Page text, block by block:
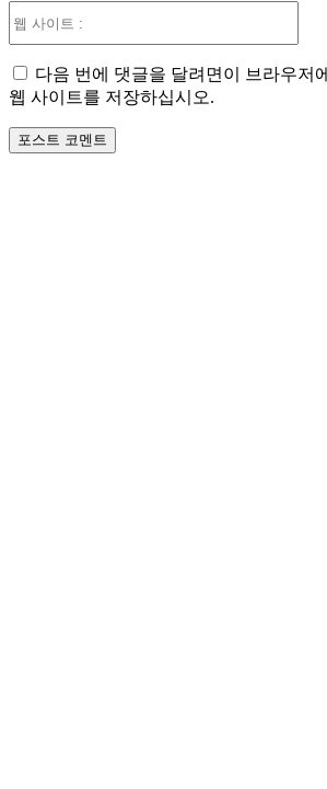
트
다음 번에 댓글을 달려면이 브라우저
웹 사이트를 저장하십시오.